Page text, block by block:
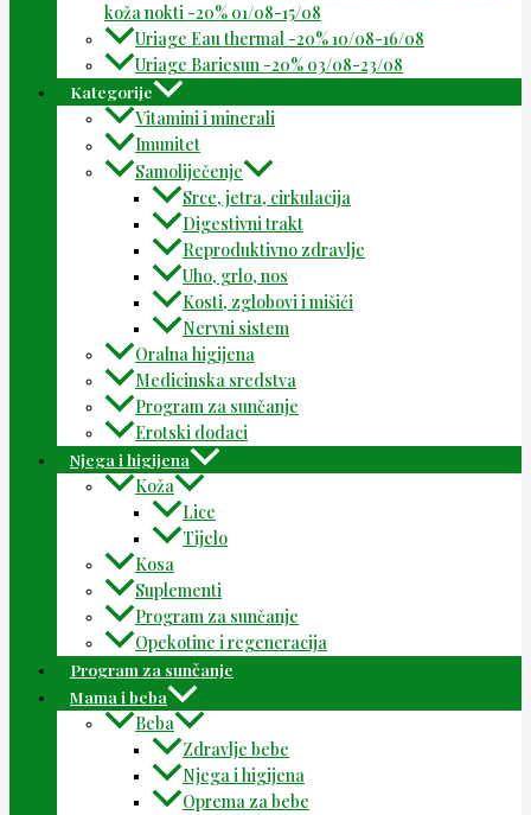
koža nokti -20% 01/08-15/08
Uriage Eau thermal -20% 10/08-16/08
Uriage Bariesun -20% 03/08-23/08
Kategorije
Vitamini i minerali
Imunitet
Samoliječenje
Srce, jetra, cirkulacija
Digestivni trakt
Reproduktivno zdravlje
Uho, grlo, nos
Kosti, zglobovi i mišići
Nervni sistem
Oralna higijena
Medicinska sredstva
Program za sunčanje
Erotski dodaci
Njega i higijena
Koža
Lice
Tijelo
Kosa
Suplementi
Program za sunčanje
Opekotine i regeneracija
Program za sunčanje
Mama i beba
Beba
Zdravlje bebe
Njega i higijena
Oprema za bebe